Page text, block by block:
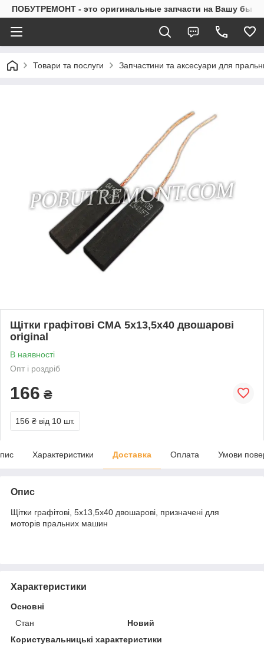
ПОБУТРЕМОНТ - это оригинальные запчасти на Вашу
Товари та послуги Запчастини та аксесуари для
Щітки графітові СМА 5х13,5х40 двошарові
original
В наявності
Опт і роздріб
166 ₴
156 ₴ від 10 шт.
Характеристики Доставка Оплата Умови
Опис
Щітки графітові, 5х13,5х40 двошарові, призначені для
моторів пральних машин
Характеристики
Основні
Стан
Новий
Користувальницькі характеристики